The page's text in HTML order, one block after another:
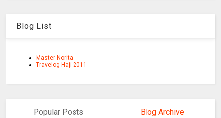
Blog List
Master Norita
Travelog Haji 2011
Popular Posts Blog Archive